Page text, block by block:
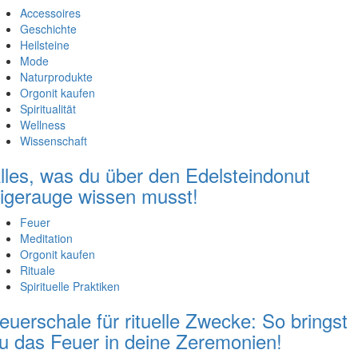
Accessoires
Geschichte
Heilsteine
Mode
Naturprodukte
Orgonit kaufen
Spiritualität
Wellness
Wissenschaft
was du über den Edelsteindonut
wissen musst!
Feuer
Meditation
Orgonit kaufen
Rituale
Spirituelle Praktiken
für rituelle Zwecke: So bringst
das Feuer in deine Zeremonien!